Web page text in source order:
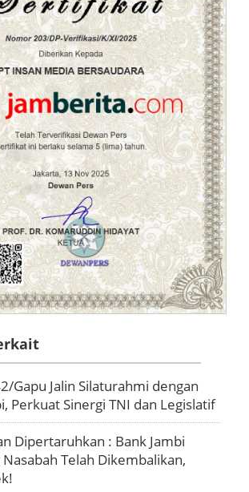
Gapu Jalin Silaturahmi dengan
Perkuat Sinergi TNI dan Legislatif
Dipertaruhkan : Bank Jambi
Nasabah Telah Dikembalikan,